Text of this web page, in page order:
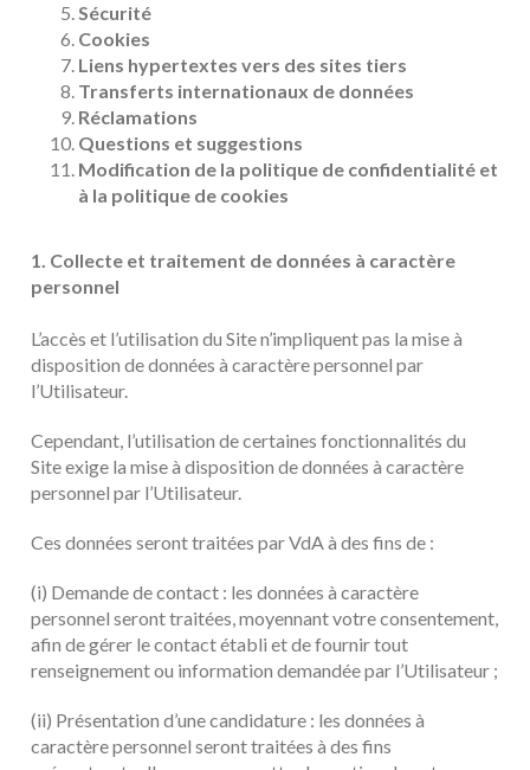
Sécurité
Cookies
Liens hypertextes vers des sites tiers
Transferts internationaux de données
Réclamations
Questions et suggestions
Modification de la politique de confidentialité et
à la politique de cookies
1. Collecte et traitement de données à caractère
personnel
L’accès et l’utilisation du Site n’impliquent pas la mise à
disposition de données à caractère personnel par
l’Utilisateur.
Cependant, l’utilisation de certaines fonctionnalités du
Site exige la mise à disposition de données à caractère
personnel par l’Utilisateur.
Ces données seront traitées par VdA à des fins de :
(i) Demande de contact : les données à caractère
personnel seront traitées, moyennant votre consentement,
afin de gérer le contact établi et de fournir tout
renseignement ou information demandée par l’Utilisateur ;
(ii) Présentation d’une candidature : les données à
caractère personnel seront traitées à des fins